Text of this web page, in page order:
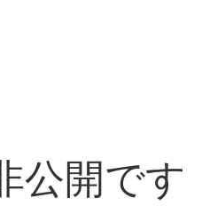
公開です